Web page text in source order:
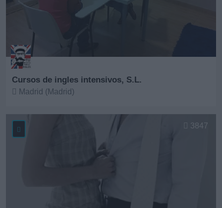
Cursos de ingles intensivos, S.L.
Madrid (Madrid)
3847